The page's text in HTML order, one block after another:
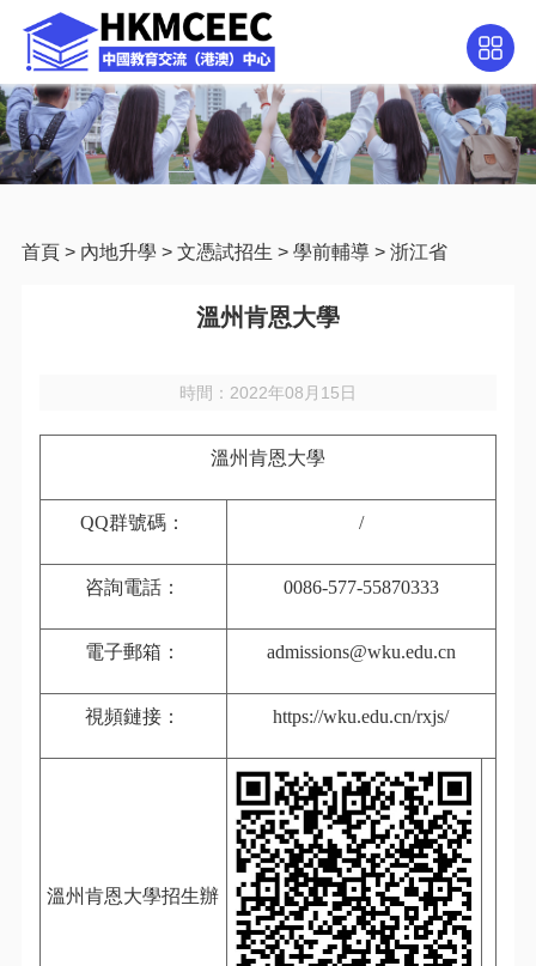
首頁> 內地升學 > 文憑試招生 > 學前輔導> 浙江省
溫州肯恩大學
時間：2022年08月15日
溫州肯恩大學
QQ群號碼： /
咨詢電話： 0086-577-55870333
電子郵箱： admissions@wku.edu.cn
視頻鏈接： https://wku.edu.cn/rxjs/
溫州肯恩大學招生辦